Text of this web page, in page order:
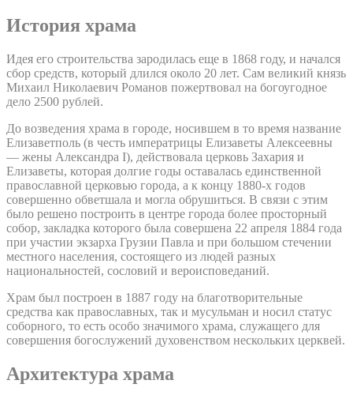
История храма
Идея его строительства зародилась еще в 1868 году, и начался
сбор средств, который длился около 20 лет. Сам великий князь
Михаил Николаевич Романов пожертвовал на богоугодное
дело 2500 рублей.
До возведения храма в городе, носившем в то время название
Елизаветполь (в честь императрицы Елизаветы Алексеевны
— жены Александра I), действовала церковь Захария и
Елизаветы, которая долгие годы оставалась единственной
православной церковью города, а к концу 1880-х годов
совершенно обветшала и могла обрушиться. В связи с этим
было решено построить в центре города более просторный
собор, закладка которого была совершена 22 апреля 1884 года
при участии экзарха Грузии Павла и при большом стечении
местного населения, состоящего из людей разных
национальностей, сословий и вероисповеданий.
Храм был построен в 1887 году на благотворительные
средства как православных, так и мусульман и носил статус
соборного, то есть особо значимого храма, служащего для
совершения богослужений духовенством нескольких церквей.
Архитектура храма